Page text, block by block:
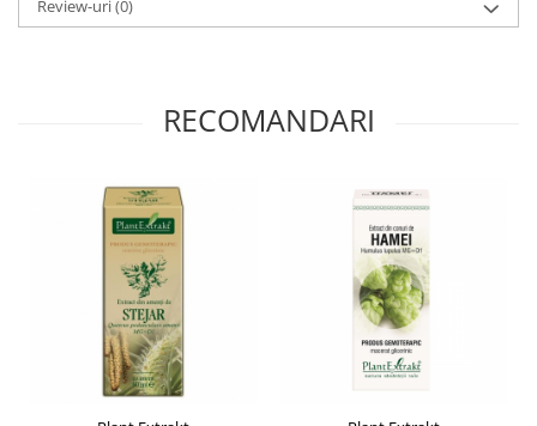
Leucoree
Parazitoză digestivă
Piele, par si unghii
Pneumonie
Review-uri(0)
RECOMANDARI